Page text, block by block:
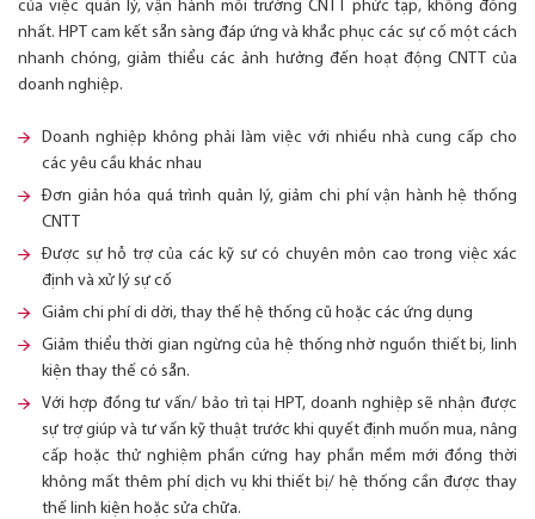
của việc quản lý, vận hành môi trường CNTT phức tạp, không đồng
nhất. HPT cam kết sẵn sàng đáp ứng và khắc phục các sự cố một cách
nhanh chóng, giảm thiểu các ảnh hưởng đến hoạt động CNTT của
doanh nghiệp.
Doanh nghiệp không phải làm việc với nhiều nhà cung cấp cho
các yêu cầu khác nhau
Đơn giản hóa quá trình quản lý, giảm chi phí vận hành hệ thống
CNTT
Được sự hỗ trợ của các kỹ sư có chuyên môn cao trong việc xác
định và xử lý sự cố
Giảm chi phí di dời, thay thế hệ thống cũ hoặc các ứng dụng
Giảm thiểu thời gian ngừng của hệ thống nhờ nguồn thiết bị, linh
kiện thay thế có sẵn.
Với hợp đồng tư vấn/ bảo trì tại HPT, doanh nghiệp sẽ nhận được
sự trợ giúp và tư vấn kỹ thuật trước khi quyết định muốn mua, nâng
cấp hoặc thử nghiệm phần cứng hay phần mềm mới đồng thời
không mất thêm phí dịch vụ khi thiết bị/ hệ thống cần được thay
thế linh kiện hoặc sửa chữa.